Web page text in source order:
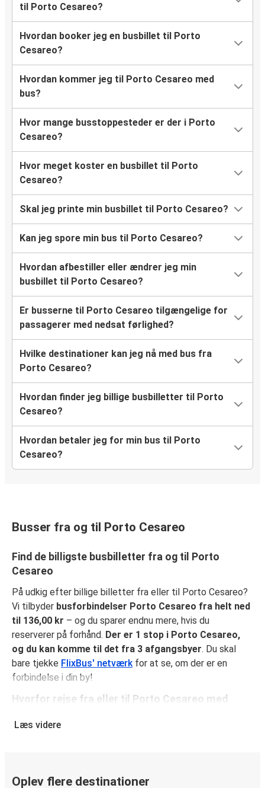
til Porto Cesareo?
Hvordan booker jeg en busbillet til Porto
Cesareo?
Hvordan kommer jeg til Porto Cesareo med
bus?
Hvor mange busstoppesteder er der i Porto
Cesareo?
Hvor meget koster en busbillet til Porto
Cesareo?
Skal jeg printe min busbillet til Porto Cesareo?
Kan jeg spore min bus til Porto Cesareo?
Hvordan afbestiller eller ændrer jeg min
busbillet til Porto Cesareo?
Er busserne til Porto Cesareo tilgængelige for
passagerer med nedsat førlighed?
Hvilke destinationer kan jeg nå med bus fra
Porto Cesareo?
Hvordan finder jeg billige busbilletter til Porto
Cesareo?
Hvordan betaler jeg for min bus til Porto
Cesareo?
Busser fra og til Porto Cesareo
Find de billigste busbilletter fra og til Porto
Cesareo
På udkig efter billige billetter fra eller til Porto Cesareo?
Vi tilbyder busforbindelser Porto Cesareo fra helt ned
til 136,00 kr – og du sparer endnu mere, hvis du
reserverer på forhånd. Der er 1 stop i Porto Cesareo,
og du kan komme til det fra 3 afgangsbyer. Du skal
bare tjekke FlixBus' netværkfor at se, om der er en
forbindelse i din by!
Hvorfor rejse fra eller til Porto Cesareo med
ombord, såsom gratis Wi-Fi og stikkontakter. Vælg dit
Læs videre
Oplev flere destinationer